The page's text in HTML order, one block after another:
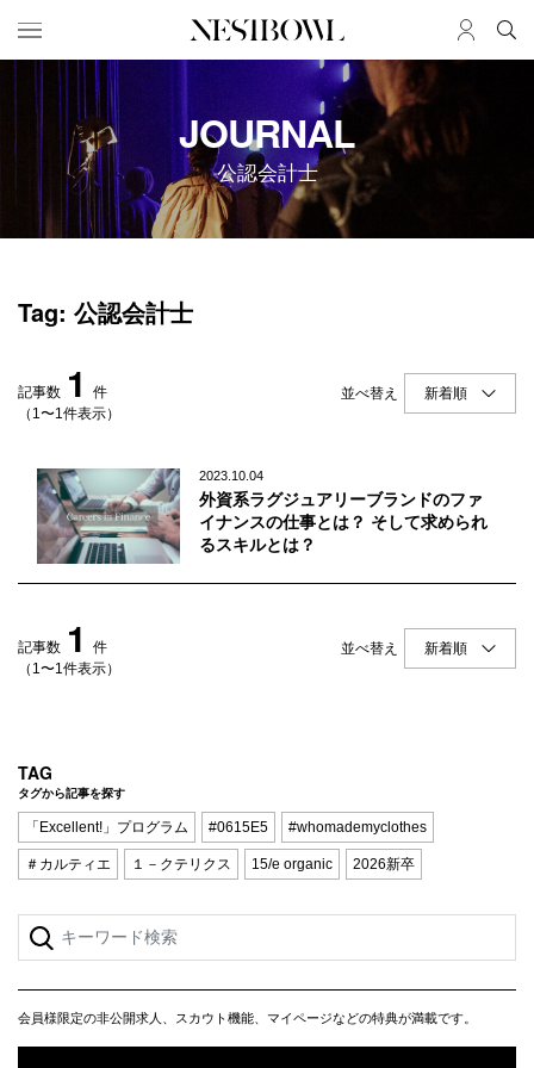
HOME
求人検索
新着求人
ブランド一覧
インタビュー
ニュース＆イベント
データ
SERVICE
初めての方へ
Q&A
企業担当の方へ
ログイン
会員登録
JOURNAL
公認会計士
Tag: 公認会計士
記事数 1
件
（1〜1件表示）
並べ替え
2023.10.04
外資系ラグジュアリーブランドのファ
イナンスの仕事とは？ そして求められ
るスキルとは？
記事数 1
件
（1〜1件表示）
並べ替え
TAG
タグから記事を探す
「Excellent!」プログラム #0615E5 #whomademyclothes
＃カルティエ １－クテリクス 15/e organic 2026新卒
会員様限定の非公開求人、スカウト機能、マイページなどの特典が満載です。